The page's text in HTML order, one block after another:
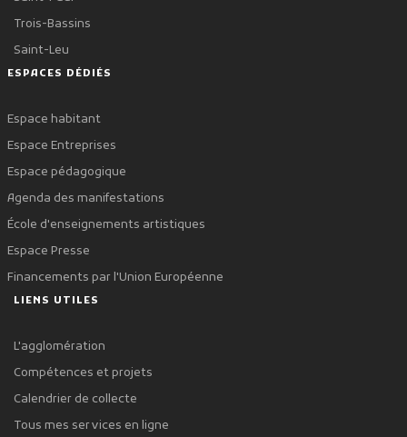
Trois-Bassins
Saint-Leu
ESPACES DÉDIÉS
Espace habitant
Espace Entreprises
Espace pédagogique
Agenda des manifestations
École d'enseignements artistiques
Espace Presse
Financements par l'Union Européenne
LIENS UTILES
L'agglomération
Compétences et projets
Calendrier de collecte
Tous mes services en ligne